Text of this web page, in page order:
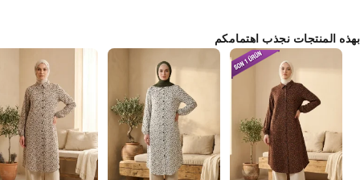
بهذه المنتجات نجذب اهتمامكم